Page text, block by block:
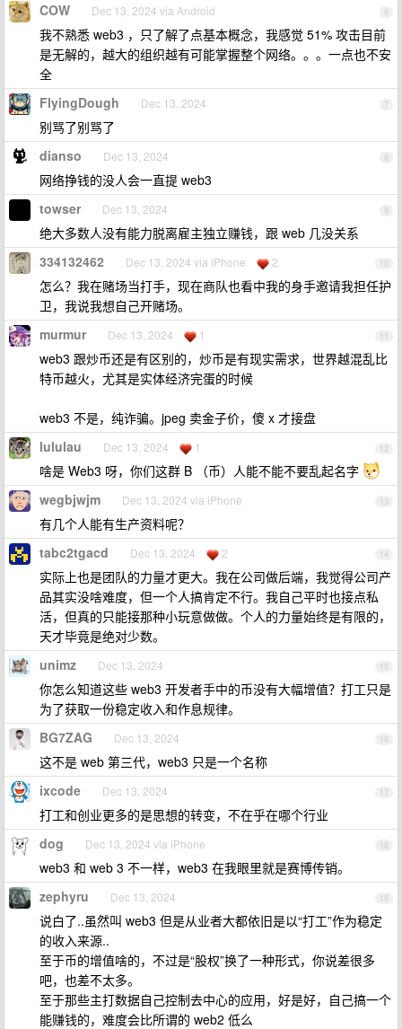
6
COW Dec 13, 2024 via Android
我不熟悉 web3 ，只了解了点基本概念，我感觉 51% 攻击目前
是无解的，越大的组织越有可能掌握整个网络。。。一点也不安
全
7
FlyingDough Dec 13, 2024
别骂了别骂了
8
dianso Dec 13, 2024
网络挣钱的没人会一直提 web3
9
towser Dec 13, 2024
绝大多数人没有能力脱离雇主独立赚钱，跟 web 几没关系
10
334132462 Dec 13, 2024 via iPhone 2
怎么？我在赌场当打手，现在商队也看中我的身手邀请我担任护
卫，我说我想自己开赌场。
11
murmur Dec 13, 2024 1
web3 跟炒币还是有区别的，炒币是有现实需求，世界越混乱比
特币越火，尤其是实体经济完蛋的时候
web3 不是，纯诈骗。jpeg 卖金子价，傻 x 才接盘
12
lululau Dec 13, 2024 1
啥是 Web3 呀，你们这群 B （币）人能不能不要乱起名字
13
wegbjwjm Dec 13, 2024 via iPhone
有几个人能有生产资料呢？
14
tabc2tgacd Dec 13, 2024 2
实际上也是团队的力量才更大。我在公司做后端，我觉得公司产
品其实没啥难度，但一个人搞肯定不行。我自己平时也接点私
活，但真的只能接那种小玩意做做。个人的力量始终是有限的，
天才毕竟是绝对少数。
15
unimz Dec 13, 2024
你怎么知道这些 web3 开发者手中的币没有大幅增值？打工只是
为了获取一份稳定收入和作息规律。
16
BG7ZAG Dec 13, 2024
这不是 web 第三代，web3 只是一个名称
17
ixcode Dec 13, 2024
打工和创业更多的是思想的转变，不在乎在哪个行业
18
dog Dec 13, 2024 via iPhone
web3 和 web 3 不一样，web3 在我眼里就是赛博传销。
19
zephyru Dec 13, 2024
说白了..虽然叫 web3 但是从业者大都依旧是以“打工”作为稳定
的收入来源..
至于币的增值啥的，不过是“股权”换了一种形式，你说差很多
吧，也差不太多。
至于那些主打数据自己控制去中心的应用，好是好，自己搞一个
能赚钱的，难度会比所谓的 web2 低么